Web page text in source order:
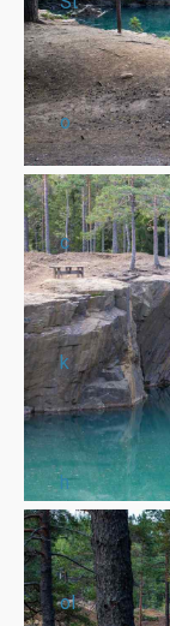
o
c
k
h
ol